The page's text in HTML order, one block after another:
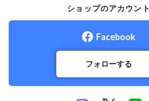
ショップのアカウント
Facebook
フォローする